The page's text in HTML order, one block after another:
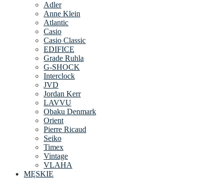
Adler
Anne Klein
Atlantic
Casio
Casio Classic
EDIFICE
Grade Ruhla
G-SHOCK
Interclock
JVD
Jordan Kerr
LAVVU
Obaku Denmark
Orient
Pierre Ricaud
Seiko
Timex
Vintage
VLAHA
MĘSKIE